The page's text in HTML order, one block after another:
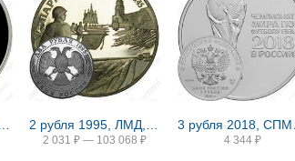
2 031 ₽ — 103 068 ₽ 4 344 ₽